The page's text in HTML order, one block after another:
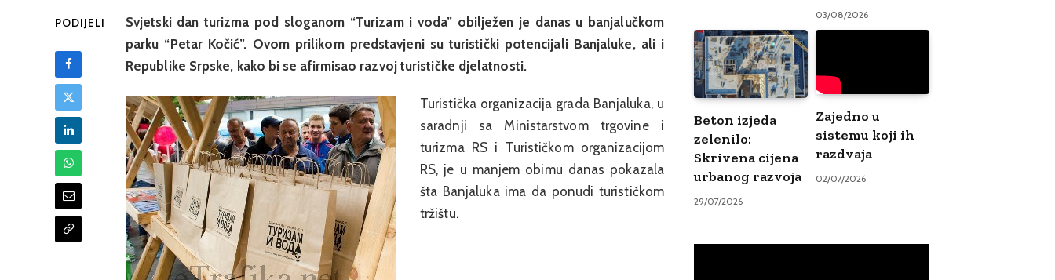
PODIJELI
Svjetski dan turizma pod sloganom “Turizam i voda” obilježen je danas u banjalučkom
parku “Petar Kočić”. Ovom prilikom predstavjeni su turistički potencijali Banjaluke, ali i
Republike Srpske, kako bi se afirmisao razvoj turističke djelatnosti.
Turistička organizacija grada Banjaluka, u
saradnji sa Ministarstvom trgovine i
turizma RS i Turističkom organizacijom
RS, je u manjem obimu danas pokazala
šta Banjaluka ima da ponudi turističkom
tržištu.
03/08/2026
Beton izjeda
zelenilo:
Skrivena cijena
urbanog razvoja
29/07/2026
Zajedno u
sistemu koji ih
razdvaja
02/07/2026